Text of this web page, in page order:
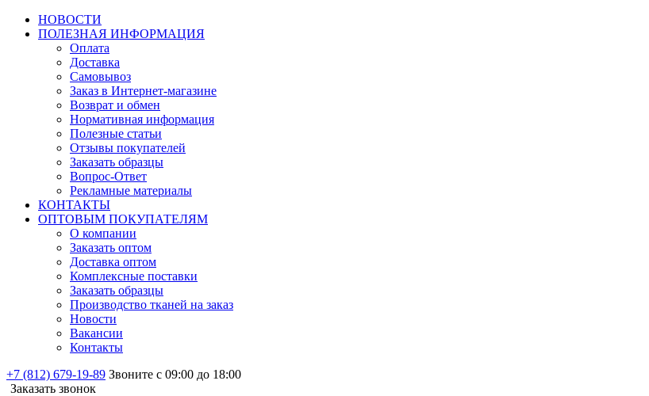
НОВОСТИ
ПОЛЕЗНАЯ ИНФОРМАЦИЯ
Оплата
Доставка
Самовывоз
Заказ в Интернет-магазине
Возврат и обмен
Нормативная информация
Полезные статьи
Отзывы покупателей
Заказать образцы
Вопрос-Ответ
Рекламные материалы
КОНТАКТЫ
ОПТОВЫМ ПОКУПАТЕЛЯМ
О компании
Заказать оптом
Доставка оптом
Комплексные поставки
Заказать образцы
Производство тканей на заказ
Новости
Вакансии
Контакты
+7 (812) 679-19-89 Звоните с 09:00 до 18:00
Заказать звонок